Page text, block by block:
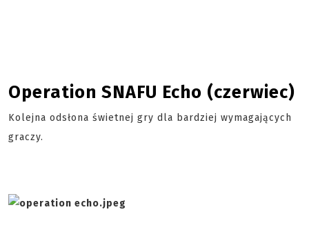
Operation SNAFU Echo (czerwiec)
Kolejna odsłona świetnej gry dla bardziej wymagających
graczy.